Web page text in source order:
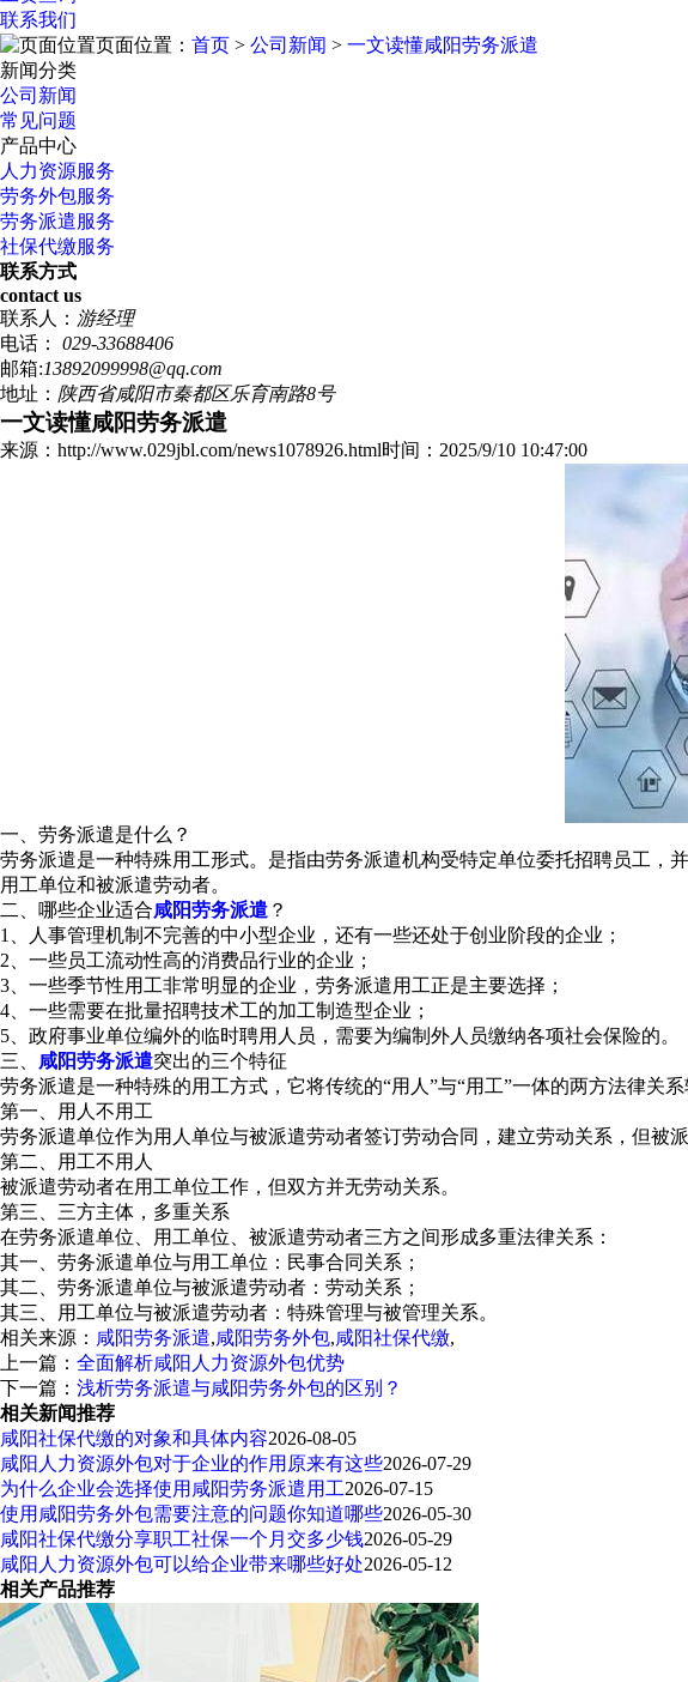
联系我们
页面位置： 首页 > 公司新闻 > 一文读懂咸阳劳务派遣
新闻分类
公司新闻
常见问题
产品中心
人力资源服务
劳务外包服务
劳务派遣服务
社保代缴服务
联系方式
contact us
联系人： 游经理
电话： 029-33688406
邮箱:13892099998@qq.com
地址： 陕西省咸阳市秦都区乐育南路8号
一文读懂咸阳劳务派遣
来源：http://www.029jbl.com/news1078926.html时间：2025/9/10 10:47:00
一、劳务派遣是什么？
劳务派遣是一种特殊用工形式。是指由劳务派遣机构受特定单位委托招聘员工
用工单位和被派遣劳动者。
二、哪些企业适合咸阳劳务派遣 ？
1、人事管理机制不完善的中小型企业，还有一些还处于创业阶段的企业；
2、一些员工流动性高的消费品行业的企业；
3、一些季节性用工非常明显的企业，劳务派遣用工正是主要选择；
4、一些需要在批量招聘技术工的加工制造型企业；
5、政府事业单位编外的临时聘用人员，需要为编制外人员缴纳各项社会保险的。
三、
咸阳劳务派遣突出的三个特征
劳务派遣是一种特殊的用工方式，它将传统的“用人”与“用工”一体的两方法律关
第一、用人不用工
劳务派遣单位作为用人单位与被派遣劳动者签订劳动合同，建立劳动关系，但被
第二、用工不用人
被派遣劳动者在用工单位工作，但双方并无劳动关系。
第三、三方主体，多重关系
在劳务派遣单位、用工单位、被派遣劳动者三方之间形成多重法律关系：
其一、劳务派遣单位与用工单位：民事合同关系；
其二、劳务派遣单位与被派遣劳动者：劳动关系；
其三、用工单位与被派遣劳动者：特殊管理与被管理关系。
相关来源： 咸阳劳务派遣,咸阳劳务外包,咸阳社保代缴,
上一篇： 全面解析咸阳人力资源外包优势
下一篇： 浅析劳务派遣与咸阳劳务外包的区别？
相关新闻推荐
咸阳社保代缴的对象和具体内容2026-08-05
咸阳人力资源外包对于企业的作用原来有这些2026-07-29
为什么企业会选择使用咸阳劳务派遣用工2026-07-15
使用咸阳劳务外包需要注意的问题你知道哪些2026-05-30
咸阳社保代缴分享职工社保一个月交多少钱2026-05-29
咸阳人力资源外包可以给企业带来哪些好处2026-05-12
相关产品推荐